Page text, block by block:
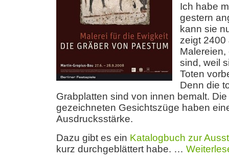
Ich habe
gestern
kann sie
zeigt 2400
Malereien,
sind, weil
Toten
Denn die
Grabplatten sind von innen bemalt.
gezeichneten Gesichtszüge haben
Ausdrucksstärke.
Dazu gibt es ein Katalogbuch zur
kurz durchgeblättert habe. …